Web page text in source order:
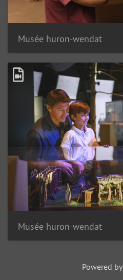
Musée huron-wendat
Musée huron-wendat
Powered by